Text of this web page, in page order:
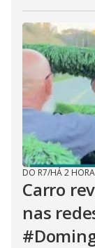
DO R7/HÁ 2
Carro
nas